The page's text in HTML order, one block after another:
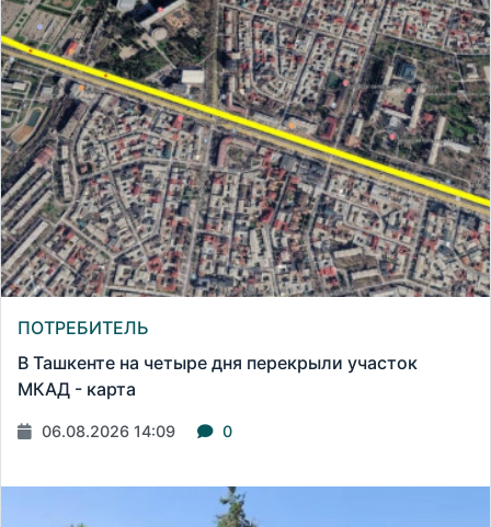
ПОТРЕБИТЕЛЬ
В Ташкенте на четыре дня перекрыли участок
МКАД - карта
06.08.2026 14:09 0